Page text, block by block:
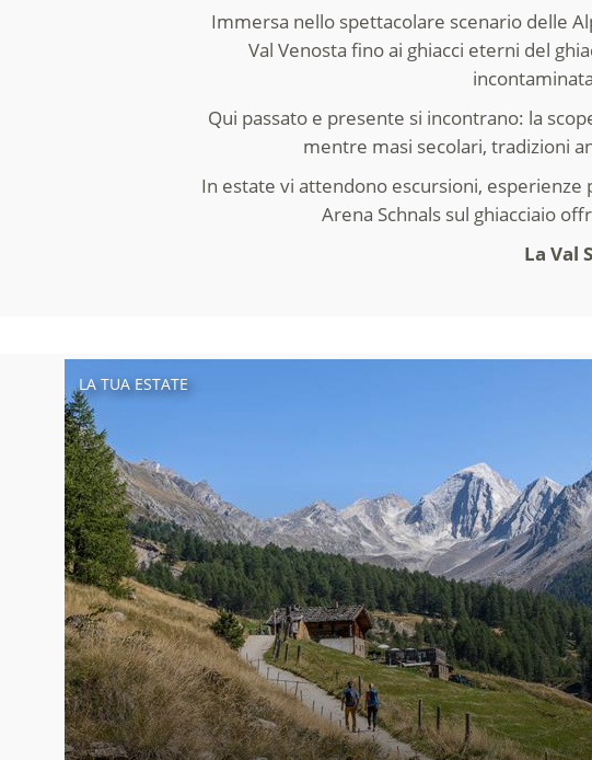
Immersa nello spettacolare scenario delle
Val Venosta fino ai ghiacci eterni del
Qui passato e presente si incontrano: la
mentre masi secolari, tradizioni
In estate vi attendono escursioni,
Arena Schnals sul ghiacciaio
La Val
LA TUA ESTATE